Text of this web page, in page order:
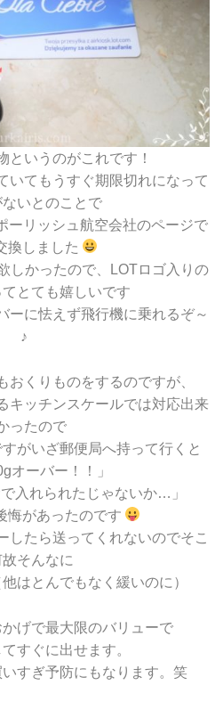
というのがこれです！
いてもうすぐ期限切れになって
いとのことで
ーリッシュ航空会社のページで
換しました
しかったので、LOTロゴ入りの
とても嬉しいです
ーに怯えず飛行機に乗れるぞ～
♪
おくりものをするのですが、
キッチンスケールでは対応出来
ったので
がいざ郵便局へ持って行くと
オーバー！！」
入れられたじゃないか…」
悔があったのです
したら送ってくれないのでそこ
そんなに
はとんでもなく緩いのに）
げで最大限のバリューで
すぐに出せます。
すぎ予防にもなります。笑